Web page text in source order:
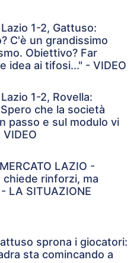
1-2, Gattuso:
C'è un grandissimo
Obiettivo? Far
idea ai tifosi..." - VIDEO
1-2, Rovella:
che la società
passo e sul modulo vi
LAZIO -
chiede rinforzi, ma
LA SITUAZIONE
sprona i giocatori:
sta comincando a